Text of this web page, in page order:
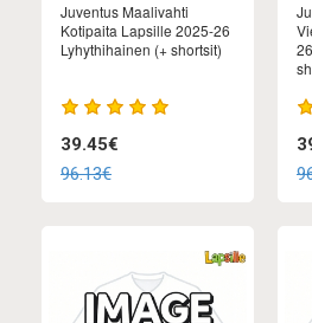
Juventus Maalivahti
Kotipaita Lapsille 2025-26
Lyhythihainen (+ shortsit)
39.45€
96.13€